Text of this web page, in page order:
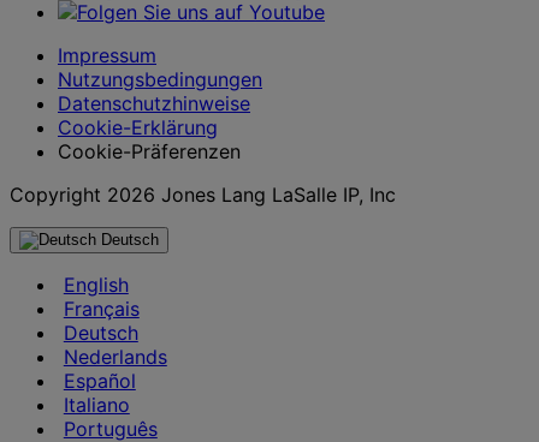
Impressum
Nutzungsbedingungen
Datenschutzhinweise
Cookie-Erklärung
Cookie-Präferenzen
Copyright 2026 Jones Lang LaSalle IP, Inc
Deutsch
English
Français
Deutsch
Nederlands
Español
Italiano
Português